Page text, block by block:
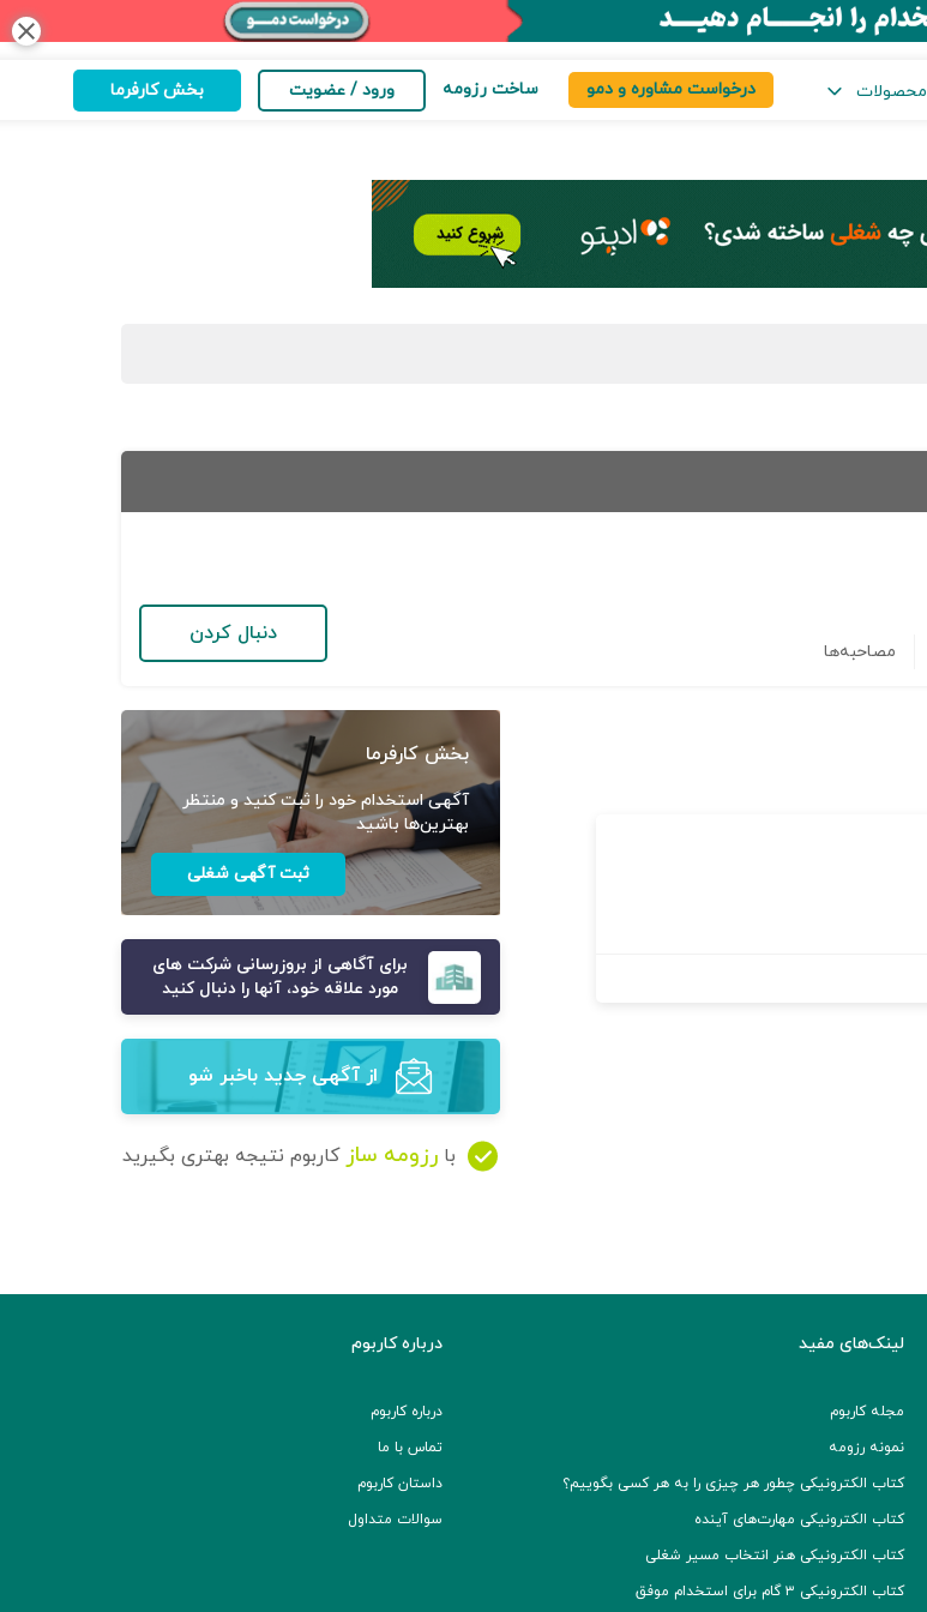
close
محصولات درخواست مشاوره و دمو ساخت رزومه ورود / عضویت بخش کارفرما
مصاحبه‌ها
دنبال کردن
بخش کارفرما
آگهی استخدام خود را ثبت کنید و منتظر
بهترین‌ها باشید
ثبت آگهی شغلی
برای آگاهی از بروزرسانی شرکت های
مورد علاقه خود، آنها را دنبال کنید
از آگهی‌ جدید باخبر شو
با رزومه ساز کاربوم نتیجه بهتری بگیرید
لینک‌های مفید
مجله کاربوم
نمونه رزومه
کتاب الکترونیکی چطور هر چیزی را به هر کسی بگوییم؟
کتاب الکترونیکی مهارت‌های آینده
کتاب الکترونیکی هنر انتخاب مسیر شغلی
کتاب الکترونیکی ۳ گام برای استخدام موفق
درباره کاربوم
درباره کاربوم
تماس با ما
داستان کاربوم
سوالات متداول